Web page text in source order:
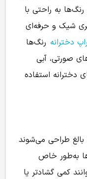
به راحتی با
شیک و حرفه‌ای
دخترانه رنگ‌ها
صورتی، آبی
دخترانه استفاده
بالغ طراحی می‌شوند
به‌طور خاص
کمی گشادتر یا